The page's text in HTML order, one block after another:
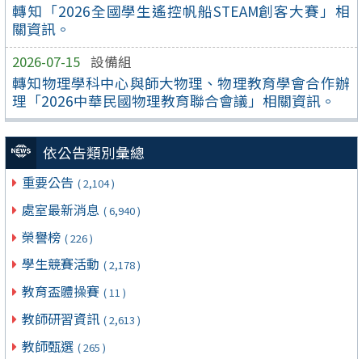
轉知「2026全國學生遙控帆船STEAM創客大賽」相
關資訊。
2026-07-15 設備組
轉知物理學科中心與師大物理、物理教育學會合作辦
理「2026中華民國物理教育聯合會議」相關資訊。
依公告類別彙總
重要公告 ( 2,104 )
處室最新消息 ( 6,940 )
榮譽榜 ( 226 )
學生競賽活動 ( 2,178 )
教育盃體操賽 ( 11 )
教師研習資訊 ( 2,613 )
教師甄選 ( 265 )